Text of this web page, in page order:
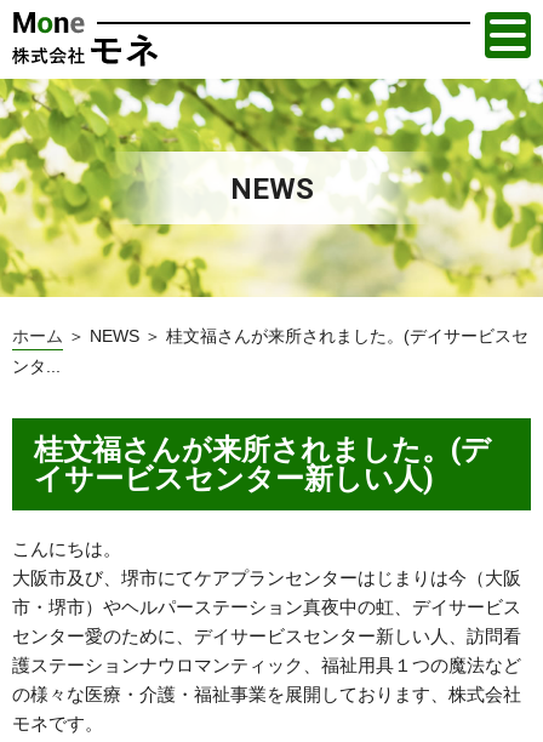
NEWS
ホーム ＞ NEWS ＞ 桂文福さんが来所されました。(デイサービスセ
ンタ...
桂文福さんが来所されました。(デ
イサービスセンター新しい人)
こんにちは。
大阪市及び、堺市にてケアプランセンターはじまりは今（大阪
市・堺市）やヘルパーステーション真夜中の虹、デイサービス
センター愛のために、デイサービスセンター新しい人、訪問看
護ステーションナウロマンティック、福祉用具１つの魔法など
の様々な医療・介護・福祉事業を展開しております、株式会社
モネです。